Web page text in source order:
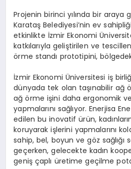
Projenin birinci yılında bir araya
Karataş Belediyesi’nin ev
etkinlikte İzmir Ekonomi
katkılarıyla geliştirilen ve
örme standı prototipini,
İzmir Ekonomi Üniversitesi iş
dünyada tek olan taşınabilir ağ
ağ örme işini daha ergonomik
yapmalarını sağlıyor. Enerjisa
edilen bu inovatif ürün,
koruyarak işlerini yapmalarını
sahip, bel, boyun ve göz sağlığı
geçerken, gelecekte kadın
geniş çaplı üretime geçilme